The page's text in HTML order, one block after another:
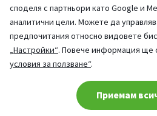
споделя с партньори като Google и
аналитични цели. Можете да
предпочитания относно видовете
„Настройки“. Повече информация ще
условия за ползване“.
Приемам
Част от:
При въпроси - попитай
©2026Всички права
Cookie consent change